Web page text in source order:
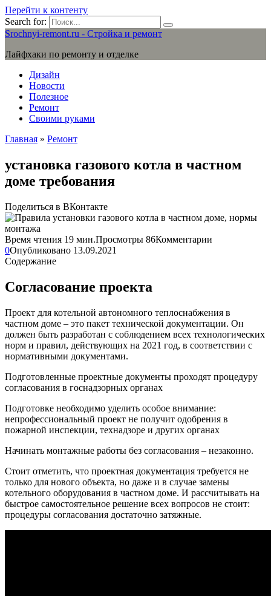
Перейти к контенту
Search for:
Srochnyi-remont.ru - Стройка и ремонт
Лайфхаки по ремонту и отделке
Дизайн
Новости
Полезное
Ремонт
Своими руками
Главная » Ремонт
установка газового котла в частном
доме требования
Поделиться в ВКонтакте
Время чтения 19 мин.Просмотры 86Комментарии
0Опубликовано 13.09.2021
Содержание
Согласование проекта
Проект для котельной автономного теплоснабжения в
частном доме – это пакет технической документации. Он
должен быть разработан с соблюдением всех технологических
норм и правил, действующих на 2021 год, в соответствии с
нормативными документами.
Подготовленные проектные документы проходят процедуру
согласования в госнадзорных органах
Подготовке необходимо уделить особое внимание:
непрофессиональный проект не получит одобрения в
пожарной инспекции, технадзоре и других органах
Начинать монтажные работы без согласования – незаконно.
Стоит отметить, что проектная документация требуется не
только для нового объекта, но даже и в случае замены
котельного оборудования в частном доме. И рассчитывать на
быстрое самостоятельное решение всех вопросов не стоит:
процедуры согласования достаточно затяжные.